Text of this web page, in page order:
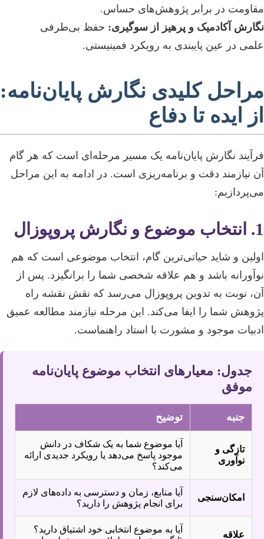
مقاومت در برابر پژوهش‌های حساس.
نگارش آکادمیک و پرهیز از سوگیری: حفظ بی‌طرفی
علمی در عین پایبندی به رویکرد فمینیستی.
مراحل کلیدی نگارش پایان‌نامه:
از ایده تا دفاع
فرآیند نگارش پایان‌نامه یک مسیر مرحله‌ای است که هر گام
آن نیازمند دقت و برنامه‌ریزی است. در ادامه به این مراحل
می‌پردازیم:
1. انتخاب موضوع و نگارش پروپوزال
اولین و شاید حیاتی‌ترین گام، انتخاب موضوعی است که هم
نوآورانه باشد و هم علاقه شخصی شما را برانگیزد. پس از
آن، نوبت به تدوین پروپوزال می‌رسد که نقش نقشه راه
پژوهش شما را ایفا می‌کند. این مرحله نیازمند مطالعه عمیق
ادبیات موجود و مشورت با استاد راهنماست.
جدول: معیارهای انتخاب موضوع پایان‌نامه
موفق
جنبه توضیح
تازگی و
نوآوری
آیا موضوع شما به یک شکاف در دانش
موجود پاسخ می‌دهد یا رویکرد جدیدی ارائه
می‌کند؟
امکان‌سنجی
آیا منابع، زمان و دسترسی به داده‌های لازم
برای انجام پژوهش را دارید؟
علاقه
آیا به موضوع انتخابی خود اشتیاق دارید؟